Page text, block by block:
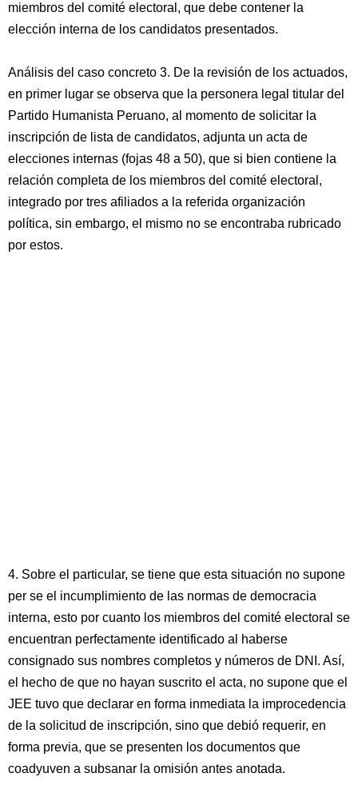
miembros del comité electoral, que debe contener la
elección interna de los candidatos presentados.
Análisis del caso concreto 3. De la revisión de los actuados,
en primer lugar se observa que la personera legal titular del
Partido Humanista Peruano, al momento de solicitar la
inscripción de lista de candidatos, adjunta un acta de
elecciones internas (fojas 48 a 50), que si bien contiene la
relación completa de los miembros del comité electoral,
integrado por tres afiliados a la referida organización
política, sin embargo, el mismo no se encontraba rubricado
por estos.
4. Sobre el particular, se tiene que esta situación no supone
per se el incumplimiento de las normas de democracia
interna, esto por cuanto los miembros del comité electoral se
encuentran perfectamente identificado al haberse
consignado sus nombres completos y números de DNI. Así,
el hecho de que no hayan suscrito el acta, no supone que el
JEE tuvo que declarar en forma inmediata la improcedencia
de la solicitud de inscripción, sino que debió requerir, en
forma previa, que se presenten los documentos que
coadyuven a subsanar la omisión antes anotada.